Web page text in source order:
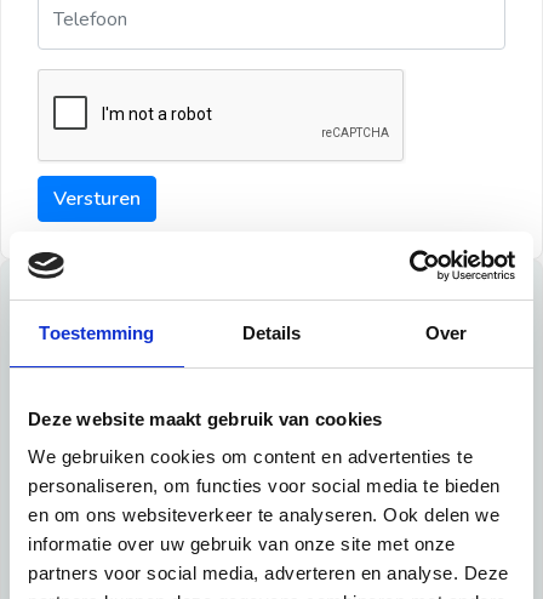
Toestemming Details Over
Deze website maakt gebruik van cookies
We gebruiken cookies om content en advertenties te
personaliseren, om functies voor social media te bieden
en om ons websiteverkeer te analyseren. Ook delen we
informatie over uw gebruik van onze site met onze
partners voor social media, adverteren en analyse. Deze
Versturen
Tips
Tip 1:
Schrijf een duidelijke introductie en geef de volgende
informatie mee:
Ben je student, werkachtig of werkzoekend